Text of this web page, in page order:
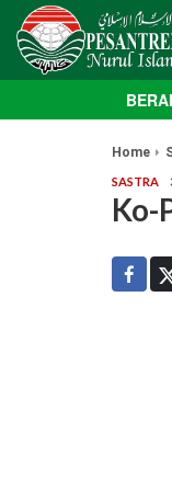
Home
SASTRA
Ko-